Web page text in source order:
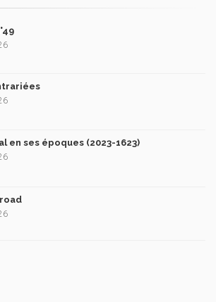
en ses époques (2023-1623)